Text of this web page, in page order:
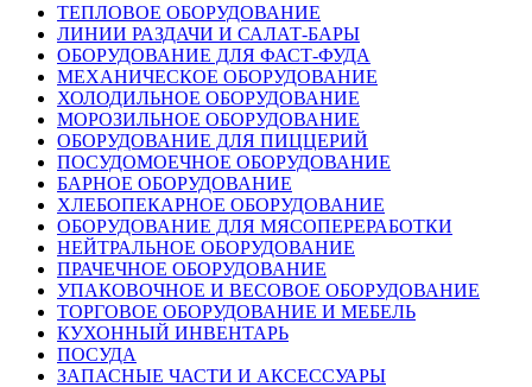
ТЕПЛОВОЕ ОБОРУДОВАНИЕ
ЛИНИИ РАЗДАЧИ И САЛАТ-БАРЫ
ОБОРУДОВАНИЕ ДЛЯ ФАСТ-ФУДА
МЕХАНИЧЕСКОЕ ОБОРУДОВАНИЕ
ХОЛОДИЛЬНОЕ ОБОРУДОВАНИЕ
МОРОЗИЛЬНОЕ ОБОРУДОВАНИЕ
ОБОРУДОВАНИЕ ДЛЯ ПИЦЦЕРИЙ
ПОСУДОМОЕЧНОЕ ОБОРУДОВАНИЕ
БАРНОЕ ОБОРУДОВАНИЕ
ХЛЕБОПЕКАРНОЕ ОБОРУДОВАНИЕ
ОБОРУДОВАНИЕ ДЛЯ МЯСОПЕРЕРАБОТКИ
НЕЙТРАЛЬНОЕ ОБОРУДОВАНИЕ
ПРАЧЕЧНОЕ ОБОРУДОВАНИЕ
УПАКОВОЧНОЕ И ВЕСОВОЕ ОБОРУДОВАНИЕ
ТОРГОВОЕ ОБОРУДОВАНИЕ И МЕБЕЛЬ
КУХОННЫЙ ИНВЕНТАРЬ
ПОСУДА
ЗАПАСНЫЕ ЧАСТИ И АКСЕССУАРЫ